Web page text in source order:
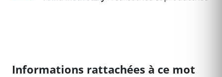
Informations rattachées à ce mot